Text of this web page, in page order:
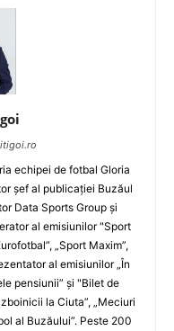
echipei de fotbal Gloria
şef al publicaţiei Buzăul
Data Sports Group şi
al emisiunilor "Sport
„Sport Maxim”,
al emisiunilor „În
pensiunii” şi "Bilet de
la Ciuta”, „Meciuri
al Buzăului”. Peste 200